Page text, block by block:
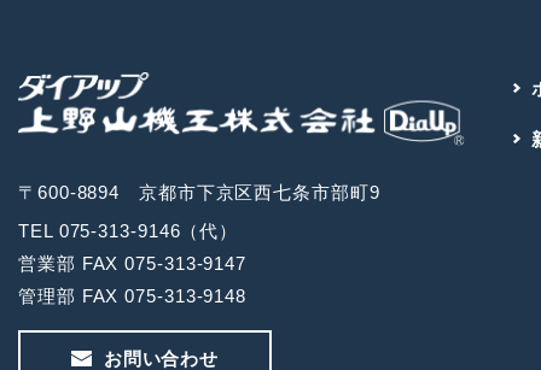
〒600-8894 京都市下京区西七条市部町9
TEL 075-313-9146（代）
営業部 FAX 075-313-9147
管理部 FAX 075-313-9148
お問い合わせ